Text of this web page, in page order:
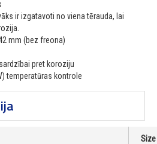
ir izgatavoti no viena tērauda, lai
mm (bez freona)
pret koroziju
temperatūras kontrole
Size